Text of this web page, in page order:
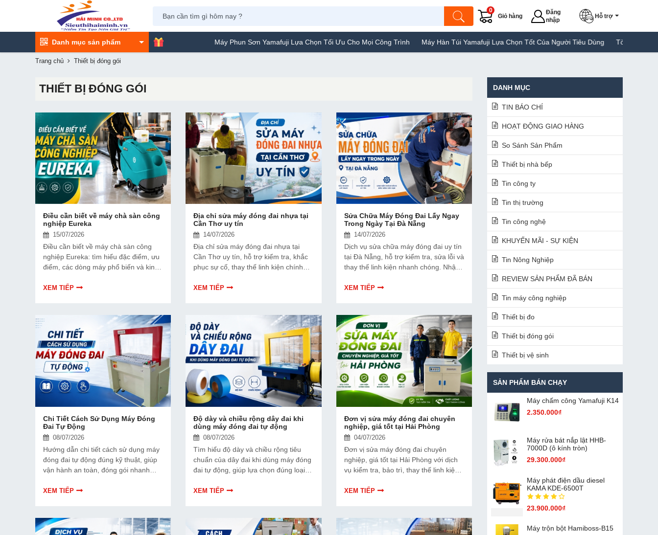
Giỏ hàng
0
Đăng
nhập
Hỗ trợ
Danh mục sản phẩm Máy Phun Sơn Yamafuji Lựa Chọn Tối Ưu Cho Mọi Công Trình Máy Hàn Túi Yamafuji Lựa Chọn Tốt Của Người Tiêu Dùng Tời điện Yamafuji
Trang chủ Thiết bị đóng gói
THIẾT BỊ ĐÓNG GÓI
Điều cần biết về máy chà sàn công
nghiệp Eureka
15/07/2026
Điều cần biết về máy chà sàn công
nghiệp Eureka: tìm hiểu đặc điểm, ưu
điểm, các dòng máy phổ biến và kinh
nhu cầu vệ sinh công nghiệp.
XEM TIẾP
Địa chỉ sửa máy đóng đai nhựa tại
Cần Thơ uy tín
14/07/2026
Địa chỉ sửa máy đóng đai nhựa tại
Cần Thơ uy tín, hỗ trợ kiểm tra, khắc
phục sự cố, thay thế linh kiện chính
chi phí hợp lý.
XEM TIẾP
Sửa Chữa Máy Đóng Đai Lấy Ngay
Trong Ngày Tại Đà Nẵng
14/07/2026
Dịch vụ sửa chữa máy đóng đai uy tín
tại Đà Nẵng, hỗ trợ kiểm tra, sửa lỗi và
thay thế linh kiện nhanh chóng. Nhận
ngày với chi phí hợp lý.
XEM TIẾP
Chi Tiết Cách Sử Dụng Máy Đóng
Đai Tự Động
08/07/2026
Hướng dẫn chi tiết cách sử dụng máy
đóng đai tự động đúng kỹ thuật, giúp
vận hành an toàn, đóng gói nhanh
làm việc cho doanh nghiệp.
XEM TIẾP
Độ dày và chiều rộng dây đai khi
dùng máy đóng đai tự động
08/07/2026
Tìm hiểu độ dày và chiều rộng tiêu
chuẩn của dây đai khi dùng máy đóng
đai tự động, giúp lựa chọn đúng loại
quả đóng gói và độ chắc chắn kiện
XEM TIẾP
Đơn vị sửa máy đóng đai chuyên
nghiệp, giá tốt tại Hải Phòng
04/07/2026
Đơn vị sửa máy đóng đai chuyên
nghiệp, giá tốt tại Hải Phòng với dịch
vụ kiểm tra, bảo trì, thay thế linh kiện
quả, tiết kiệm chi phí.
XEM TIẾP
DANH MỤC
TIN BÁO CHÍ
HOẠT ĐỘNG GIAO HÀNG
So Sánh Sản Phẩm
Thiết bị nhà bếp
Tin công ty
Tin thị trường
Tin công nghệ
KHUYẾN MÃI - SỰ KIỆN
Tin Nông Nghiệp
REVIEW SẢN PHẨM ĐÃ BÁN
Tin máy công nghiệp
Thiết bị đo
Thiết bị đóng gói
Thiết bị vệ sinh
SẢN PHẨM BÁN CHẠY
Máy chấm cô​ng Yamafuji K14
2.350.000₫
Máy rửa bát nắp lật HHB-
7000D (ô kính tròn)
29.300.000₫
Máy phát điện dầu diesel
KAMA KDE-6500T
23.900.000₫
Máy trộn bột Hamiboss-B15